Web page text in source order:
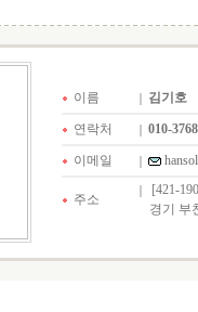
이름 김기호
연락처 010-
이메일
주소
[421-
경기 부